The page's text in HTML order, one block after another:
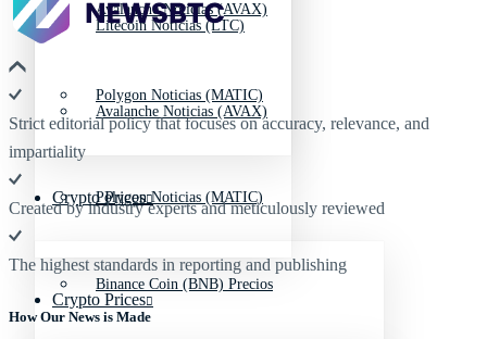
Avalanche Noticias (AVAX)
Polygon Noticias (MATIC)
Crypto Prices
Binance Coin (BNB) Precios
Litecoin Noticias (LTC)
Avalanche Noticias (AVAX)
Polygon Noticias (MATIC)
Crypto Prices
Strict editorial policy that focuses on accuracy, relevance, and
impartiality
Created by industry experts and meticulously reviewed
The highest standards in reporting and publishing
How Our News is Made